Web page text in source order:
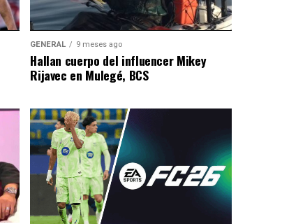
GENERAL 9 meses ago
Hallan cuerpo del influencer Mikey
Rijavec en Mulegé, BCS